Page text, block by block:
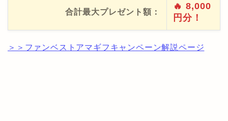
合計最大プレゼント額：
🔥 8,000
円分！
＞＞ファンベストアマギフキャンペーン解説ページ